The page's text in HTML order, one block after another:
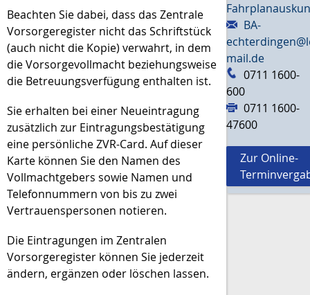
Beachten Sie dabei, dass das Zentrale
Vorsorgeregister nicht das Schriftstück
(auch nicht die Kopie) verwahrt, in dem
die Vorsorgevollmacht beziehungsweise
die Betreuungsverfügung enthalten ist.
Sie erhalten bei einer Neueintragung
zusätzlich zur Eintragungsbestätigung
eine persönliche ZVR-Card. Auf dieser
Karte können Sie den Namen des
Vollmachtgebers sowie Namen und
Telefonnummern von bis zu zwei
Vertrauenspersonen notieren.
Die Eintragungen im Zentralen
Vorsorgeregister können Sie jederzeit
ändern, ergänzen oder löschen lassen.
BA-
mail.de
0711 1600-
600
0711 1600-
47600
Zur Online-